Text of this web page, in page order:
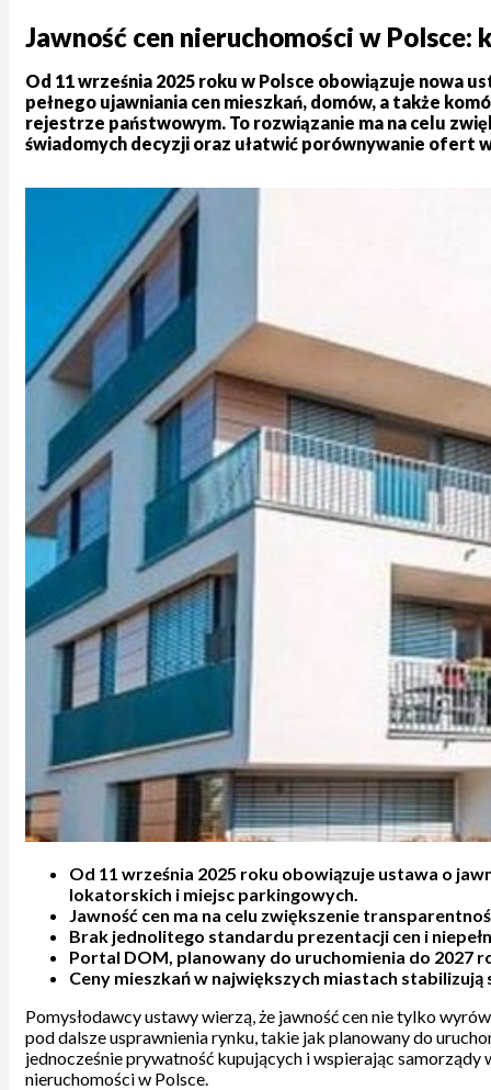
Jawność cen nieruchomości w
Od 11 września 2025 roku w Polsce obowiązuje nowa
pełnego ujawniania cen mieszkań, domów, a także
rejestrze państwowym. To rozwiązanie ma na celu
świadomych decyzji oraz ułatwić porównywanie
Od 11 września 2025 roku obowiązuje ustawa o
lokatorskich i miejsc parkingowych.
Jawność cen ma na celu zwiększenie
Brak jednolitego standardu prezentacji cen i
Portal DOM, planowany do uruchomienia do 2027
Ceny mieszkań w największych miastach
Pomysłodawcy ustawy wierzą, że jawność cen nie tylko
pod dalsze usprawnienia rynku, takie jak planowany do
jednocześnie prywatność kupujących i wspierając
nieruchomości w Polsce.